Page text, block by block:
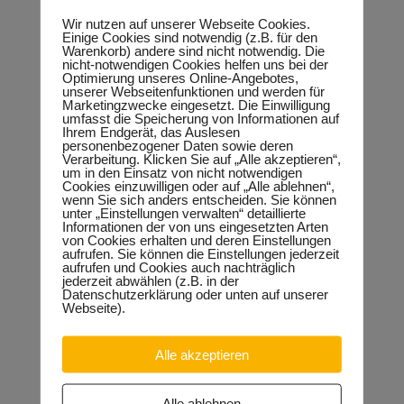
das Handwerk vorbildlich Traditionspflege mit
Zukunftsorientierung verbindet. Der hohe Fördermitteleinsatz
unterstreicht die Bedeutung des Vorhabens. Das Land steuert
zur Errichtung des Campus Handwerk Mittel von 6,7 Millionen
Euro bei.“
„Gute Bildung umfasst heute mehr als eine ausgezeichnete
Ausbildungsqualität. Dazu gehören auch moderne
Werkstätten die sowohl digitale Lehrmöglichkeiten bieten als
auch Raum für praktisches Lernen ermöglichen“, skizziert
Thomas Keindorf, CDU-Landtagsabgeordneter und Präsident
der Handwerkskammer Halle den Ansatz des
Campusprojektes.
Das Campusprojekt wird gefördert aus Mitteln des
Bundesministeriums für Bildung und Forschung vertreten
durch das Bundesinstitut für Berufsbildung, des
Bundesministeriums für Wirtschaft und Klimaschutz vertreten
durch das Bundesamt für Wirtschaft und Ausfuhrkontrolle
sowie aus Mitteln des Landes Sachsen-Anhalt und der
Handwerkskammer Halle (Saale). Der Neubau ersetzt das
bisherige Bildungs- und Technologiezentrum, das von
Bundeskanzler Helmut Kohl noch vor der offiziellen
2025 stehen die modernen Werkstätten den Auszubildenden
im Handwerk zur Verfügung.
Wir nutzen auf unserer Webseite Cookies.
Einige Cookies sind notwendig (z.B. für den
Warenkorb) andere sind nicht notwendig. Die
nicht-notwendigen Cookies helfen uns bei der
Optimierung unseres Online-Angebotes,
unserer Webseitenfunktionen und werden für
Marketingzwecke eingesetzt. Die Einwilligung
umfasst die Speicherung von Informationen auf
Ihrem Endgerät, das Auslesen
personenbezogener Daten sowie deren
Verarbeitung. Klicken Sie auf „Alle akzeptieren“,
um in den Einsatz von nicht notwendigen
Cookies einzuwilligen oder auf „Alle ablehnen“,
wenn Sie sich anders entscheiden. Sie können
unter „Einstellungen verwalten“ detaillierte
Informationen der von uns eingesetzten Arten
von Cookies erhalten und deren Einstellungen
aufrufen. Sie können die Einstellungen jederzeit
aufrufen und Cookies auch nachträglich
jederzeit abwählen (z.B. in der
Datenschutzerklärung oder unten auf unserer
Webseite).
Alle akzeptieren